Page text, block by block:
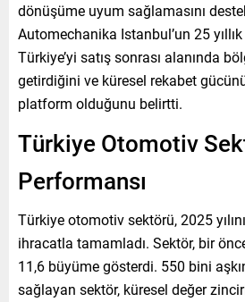
dönüşüme uyum sağlamasını
Automechanika Istanbul’un 25
Türkiye’yi satış sonrası alanında
getirdiğini ve küresel rekabet
platform olduğunu belirtti.
Türkiye Otomotiv
Performansı
Türkiye otomotiv sektörü, 2025 yılını
ihracatla tamamladı. Sektör, bir
11,6 büyüme gösterdi. 550 bini
sağlayan sektör, küresel değer